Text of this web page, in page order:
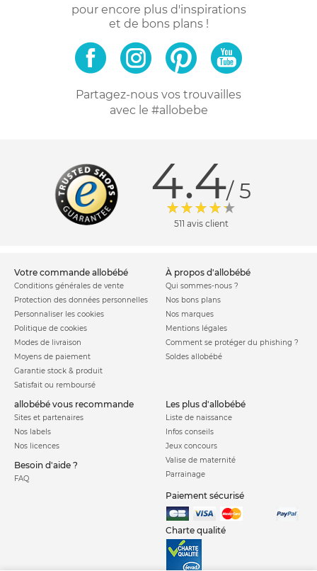
pour encore plus d'inspirations
et de bons plans !
Partagez-nous vos trouvailles
avec le #allobebe
4.4/ 5
511 avis client
votre commande allobébé
Conditions générales de vente
Protection des données personnelles
Personnaliser les cookies
Politique de cookies
Modes de livraison
Moyens de paiement
Garantie stock & produit
Satisfait ou remboursé
à propos d'allobébé
Qui sommes-nous ?
Nos bons plans
Nos marques
Mentions légales
Comment se protéger du phishing ?
Soldes allobébé
allobébé vous recommande
Sites et partenaires
Nos labels
Nos licences
Besoin d'aide ?
FAQ
les plus d'allobébé
Liste de naissance
Infos conseils
Jeux concours
Valise de maternité
Parrainage
Paiement sécurisé
Charte qualité